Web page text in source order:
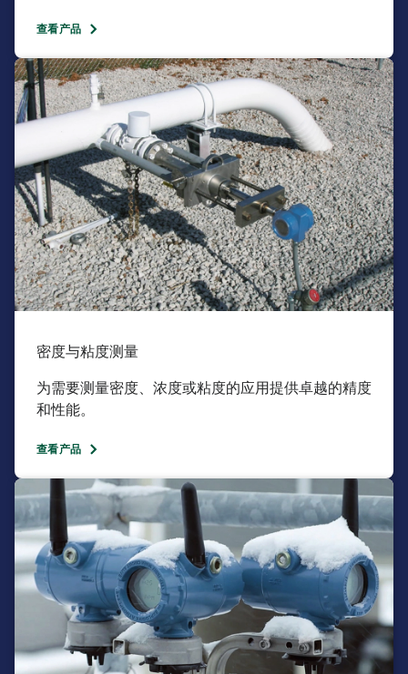
查看产品
密度与粘度测量
为需要测量密度、浓度或粘度的应用提供卓越的精度
和性能。​
查看产品